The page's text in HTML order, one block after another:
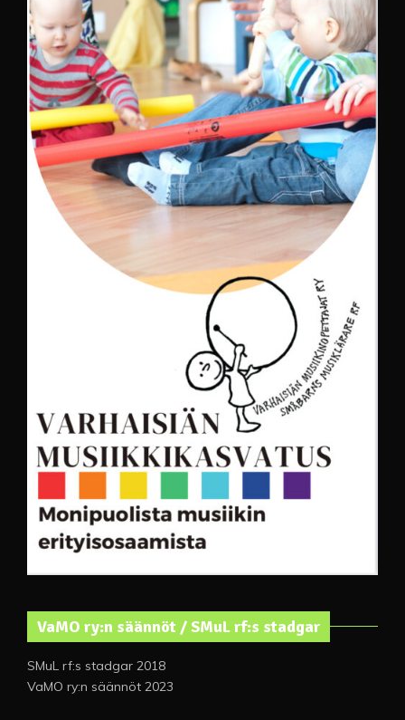
VaMO ry:n säännöt / SMuL rf:s stadgar
SMuL rf:s stadgar 2018
VaMO ry:n säännöt 2023